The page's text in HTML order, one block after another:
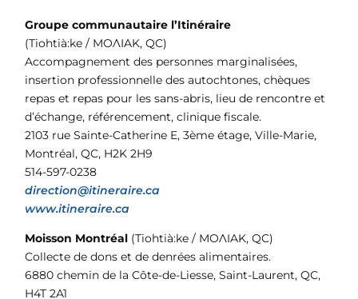
Groupe communautaire l’Itinéraire
(Tiohtià:ke / MOɅIAK, QC)
Accompagnement des personnes marginalisées,
insertion professionnelle des autochtones, chèques
repas et repas pour les sans-abris, lieu de rencontre et
d’échange, référencement, clinique fiscale.
2103 rue Sainte-Catherine E, 3ème étage, Ville-Marie,
Montréal, QC, H2K 2H9
514-597-0238
direction@itineraire.ca
www.itineraire.ca
Moisson Montréal (Tiohtià:ke / MOɅIAK, QC)
Collecte de dons et de denrées alimentaires.
6880 chemin de la Côte-de-Liesse, Saint-Laurent, QC,
H4T 2A1